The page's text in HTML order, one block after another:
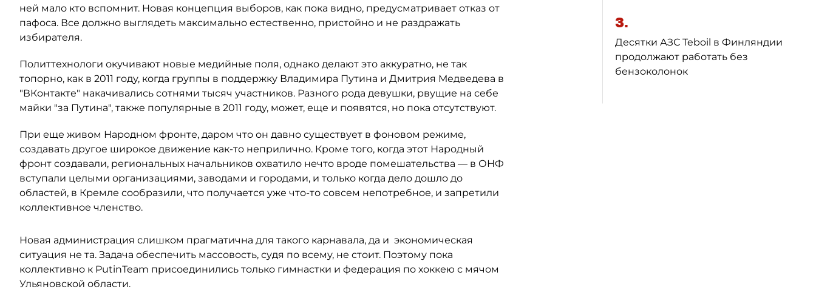
ней мало кто вспомнит. Новая концепция выборов, как пока видно, предусматривает отказ от
пафоса. Все должно выглядеть максимально естественно, пристойно и не раздражать
избирателя.
Политтехнологи окучивают новые медийные поля, однако делают это аккуратно, не так
топорно, как в 2011 году, когда группы в поддержку Владимира Путина и Дмитрия Медведева в
"ВКонтакте" накачивались сотнями тысяч участников. Разного рода девушки, рвущие на себе
майки "за Путина", также популярные в 2011 году, может, еще и появятся, но пока отсутствуют.
При еще живом Народном фронте, даром что он давно существует в фоновом режиме,
создавать другое широкое движение как-то неприлично. Кроме того, когда этот Народный
фронт создавали, региональных начальников охватило нечто вроде помешательства — в ОНФ
вступали целыми организациями, заводами и городами, и только когда дело дошло до
областей, в Кремле сообразили, что получается уже что-то совсем непотребное, и запретили
коллективное членство.
Новая администрация слишком прагматична для такого карнавала, да и экономическая
ситуация не та. Задача обеспечить массовость, судя по всему, не стоит. Поэтому пока
коллективно к PutinTeam присоединились только гимнастки и федерация по хоккею с мячом
Ульяновской области.
3.
Десятки АЗС Teboil в Финляндии
продолжают работать без
бензоколонок